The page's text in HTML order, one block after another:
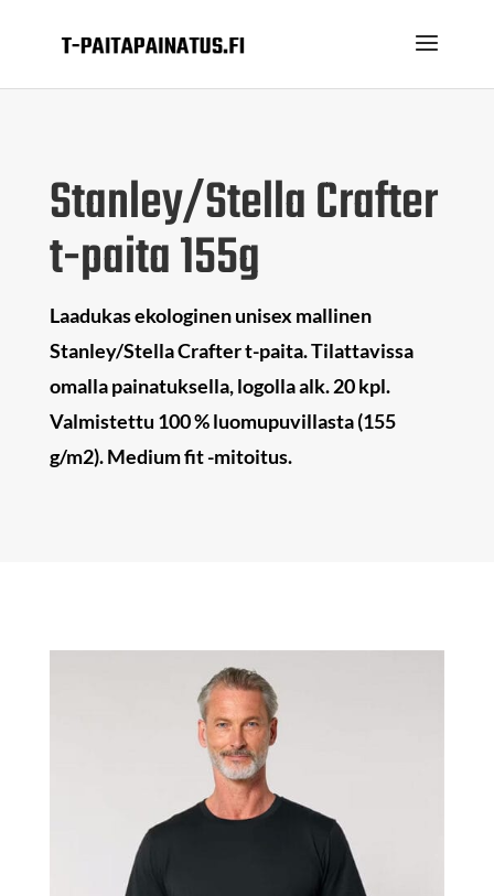
Stanley/Stella Crafter
t-paita 155g
Laadukas ekologinen unisex mallinen
Stanley/Stella Crafter t-paita. Tilattavissa
omalla painatuksella, logolla alk. 20 kpl.
Valmistettu 100 % luomupuvillasta (155
g/m2). Medium fit -mitoitus.